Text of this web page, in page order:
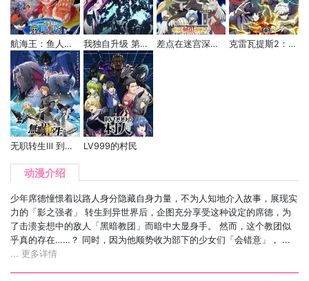
航海王：鱼人岛篇特别编辑版 我独自升级 第二季 -起于暗影- 差点在迷宫深处被信任的伙伴杀掉，但靠着天赐技能「无限扭蛋」获得等级9999的伙伴，我要向前队友和世界展开复仇&「给他们好看！」 克雷瓦提斯2：魔兽之王与虚伪的勇者传承
无职转生Ⅲ 到了异世界就拿出真本事 LV999的村民
动漫介绍
少年席德憧憬着以路人身分隐藏自身力量，不为人知地介入故事，展现实
力的「影之强者」 转生到异世界后，企图充分享受这种设定的席德，为
了击溃妄想中的敌人「黑暗教团」而暗中大显身手。 然而，这个教团似
乎真的存在……？ 同时，因为他顺势收为部下的少女们「会错意」， ...
... 更多详情